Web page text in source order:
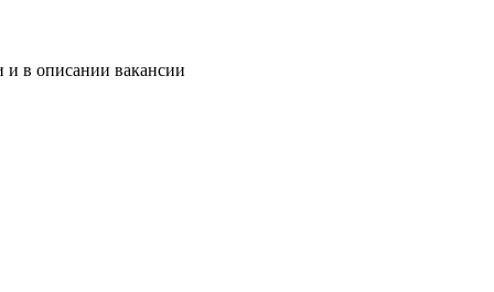
и в описании вакансии